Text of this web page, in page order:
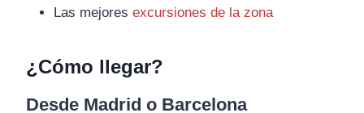
Las mejores excursiones de la zona
¿Cómo llegar?
Desde Madrid o Barcelona